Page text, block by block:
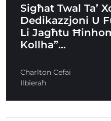
Sigħat Twal Ta’
Dedikazzjoni U
Li Jagħtu
Kollha”…
Charlton Cefai
Ilbieraħ